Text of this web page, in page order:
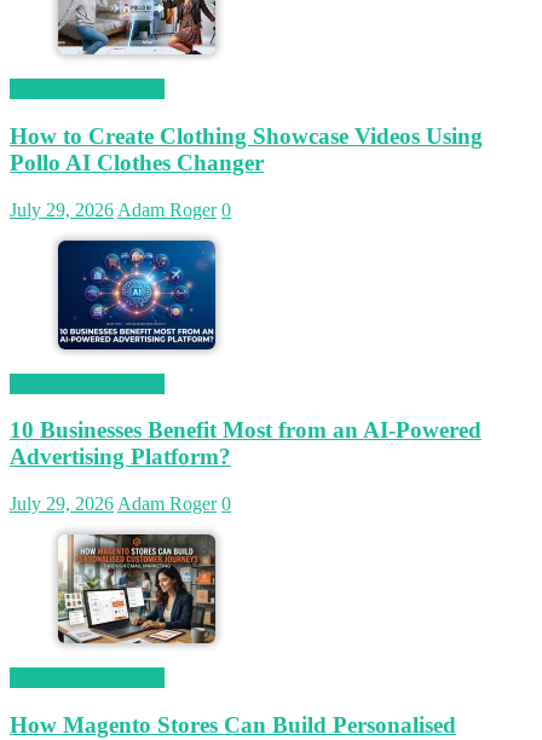
How to Create Clothing Showcase Videos Using
Pollo AI Clothes Changer
July 29, 2026 Adam Roger 0
10 Businesses Benefit Most from an AI-Powered
Advertising Platform?
July 29, 2026 Adam Roger 0
How Magento Stores Can Build Personalised